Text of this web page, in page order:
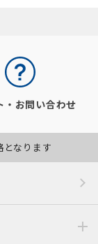
・お問い合わせ
なります